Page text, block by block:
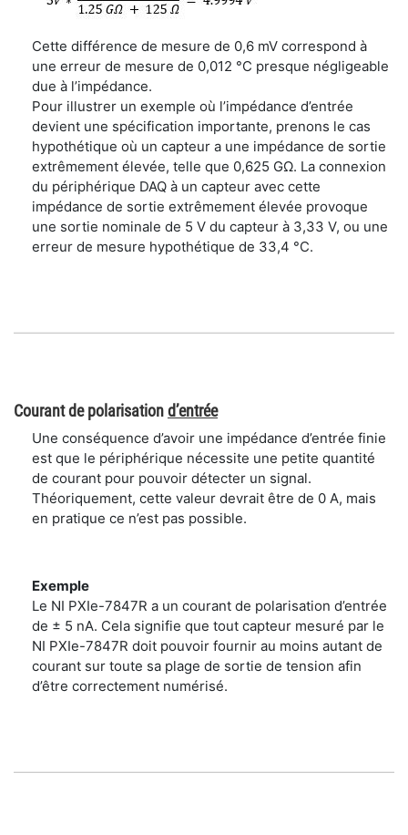
Cette différence de mesure de 0,6 mV correspond à
une erreur de mesure de 0,012 °C presque négligeable
due à l’impédance.
Pour illustrer un exemple où l’impédance d’entrée
devient une spécification importante, prenons le cas
hypothétique où un capteur a une impédance de sortie
extrêmement élevée, telle que 0,625 GΩ. La connexion
du périphérique DAQ à un capteur avec cette
impédance de sortie extrêmement élevée provoque
une sortie nominale de 5 V du capteur à 3,33 V, ou une
erreur de mesure hypothétique de 33,4 °C.
Courant de polarisationd’entrée
Une conséquence d’avoir une impédance d’entrée finie
est que le périphérique nécessite une petite quantité
de courant pour pouvoir détecter un signal.
Théoriquement, cette valeur devrait être de 0 A, mais
en pratique ce n’est pas possible.
Exemple
Le NI PXIe-7847R a un courant de polarisation d’entrée
de ± 5 nA. Cela signifie que tout capteur mesuré par le
NI PXIe-7847R doit pouvoir fournir au moins autant de
courant sur toute sa plage de sortie de tension afin
d’être correctement numérisé.